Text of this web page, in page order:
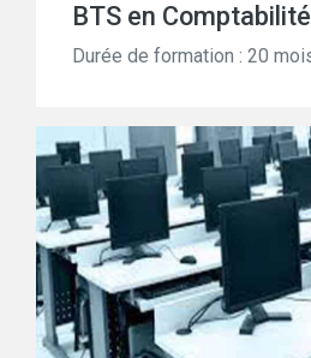
BTS en
Durée de formation : 20